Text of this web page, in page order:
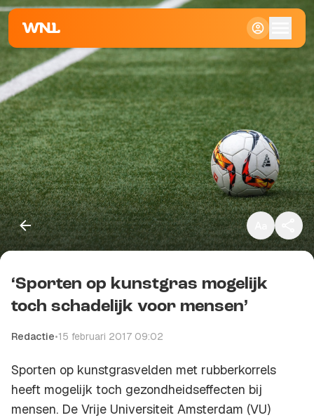
Klein
Standaard
Groot
Kopieer link
‘Sporten op kunstgras mogelijk
toch schadelijk voor mensen’
Redactie•15 februari 2017 09:02
Sporten op kunstgrasvelden met rubberkorrels
heeft mogelijk toch gezondheidseffecten bij
mensen. De Vrije Universiteit Amsterdam (VU)